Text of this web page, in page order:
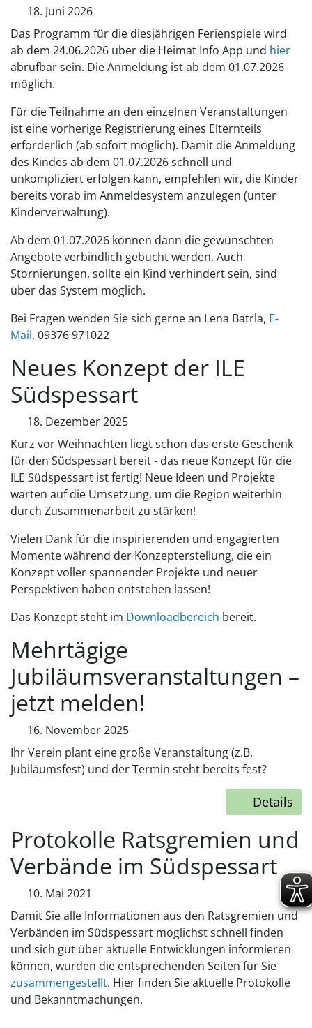
18. Juni 2026
Das Programm für die diesjährigen Ferienspiele wird
ab dem 24.06.2026 über die Heimat Info App und hier
abrufbar sein. Die Anmeldung ist ab dem 01.07.2026
möglich.
Für die Teilnahme an den einzelnen Veranstaltungen
ist eine vorherige Registrierung eines Elternteils
erforderlich (ab sofort möglich). Damit die Anmeldung
des Kindes ab dem 01.07.2026 schnell und
unkompliziert erfolgen kann, empfehlen wir, die Kinder
bereits vorab im Anmeldesystem anzulegen (unter
Kinderverwaltung).
Ab dem 01.07.2026 können dann die gewünschten
Angebote verbindlich gebucht werden. Auch
Stornierungen, sollte ein Kind verhindert sein, sind
über das System möglich.
Bei Fragen wenden Sie sich gerne an Lena Batrla, E-
Mail, 09376 971022
Neues Konzept der ILE
Südspessart
18. Dezember 2025
Kurz vor Weihnachten liegt schon das erste Geschenk
für den Südspessart bereit - das neue Konzept für die
ILE Südspessart ist fertig! Neue Ideen und Projekte
warten auf die Umsetzung, um die Region weiterhin
durch Zusammenarbeit zu stärken!
Vielen Dank für die inspirierenden und engagierten
Momente während der Konzepterstellung, die ein
Konzept voller spannender Projekte und neuer
Perspektiven haben entstehen lassen!
Das Konzept steht im Downloadbereich bereit.
Mehrtägige
Jubiläumsveranstaltungen –
jetzt melden!
16. November 2025
Ihr Verein plant eine große Veranstaltung (z.B.
Jubiläumsfest) und der Termin steht bereits fest?
Details
Protokolle Ratsgremien und
Verbände im Südspessart
10. Mai 2021
Damit Sie alle Informationen aus den Ratsgremien und
Verbänden im Südspessart möglichst schnell finden
und sich gut über aktuelle Entwicklungen informieren
können, wurden die entsprechenden Seiten für Sie
zusammengestellt. Hier finden Sie aktuelle Protokolle
und Bekanntmachungen.